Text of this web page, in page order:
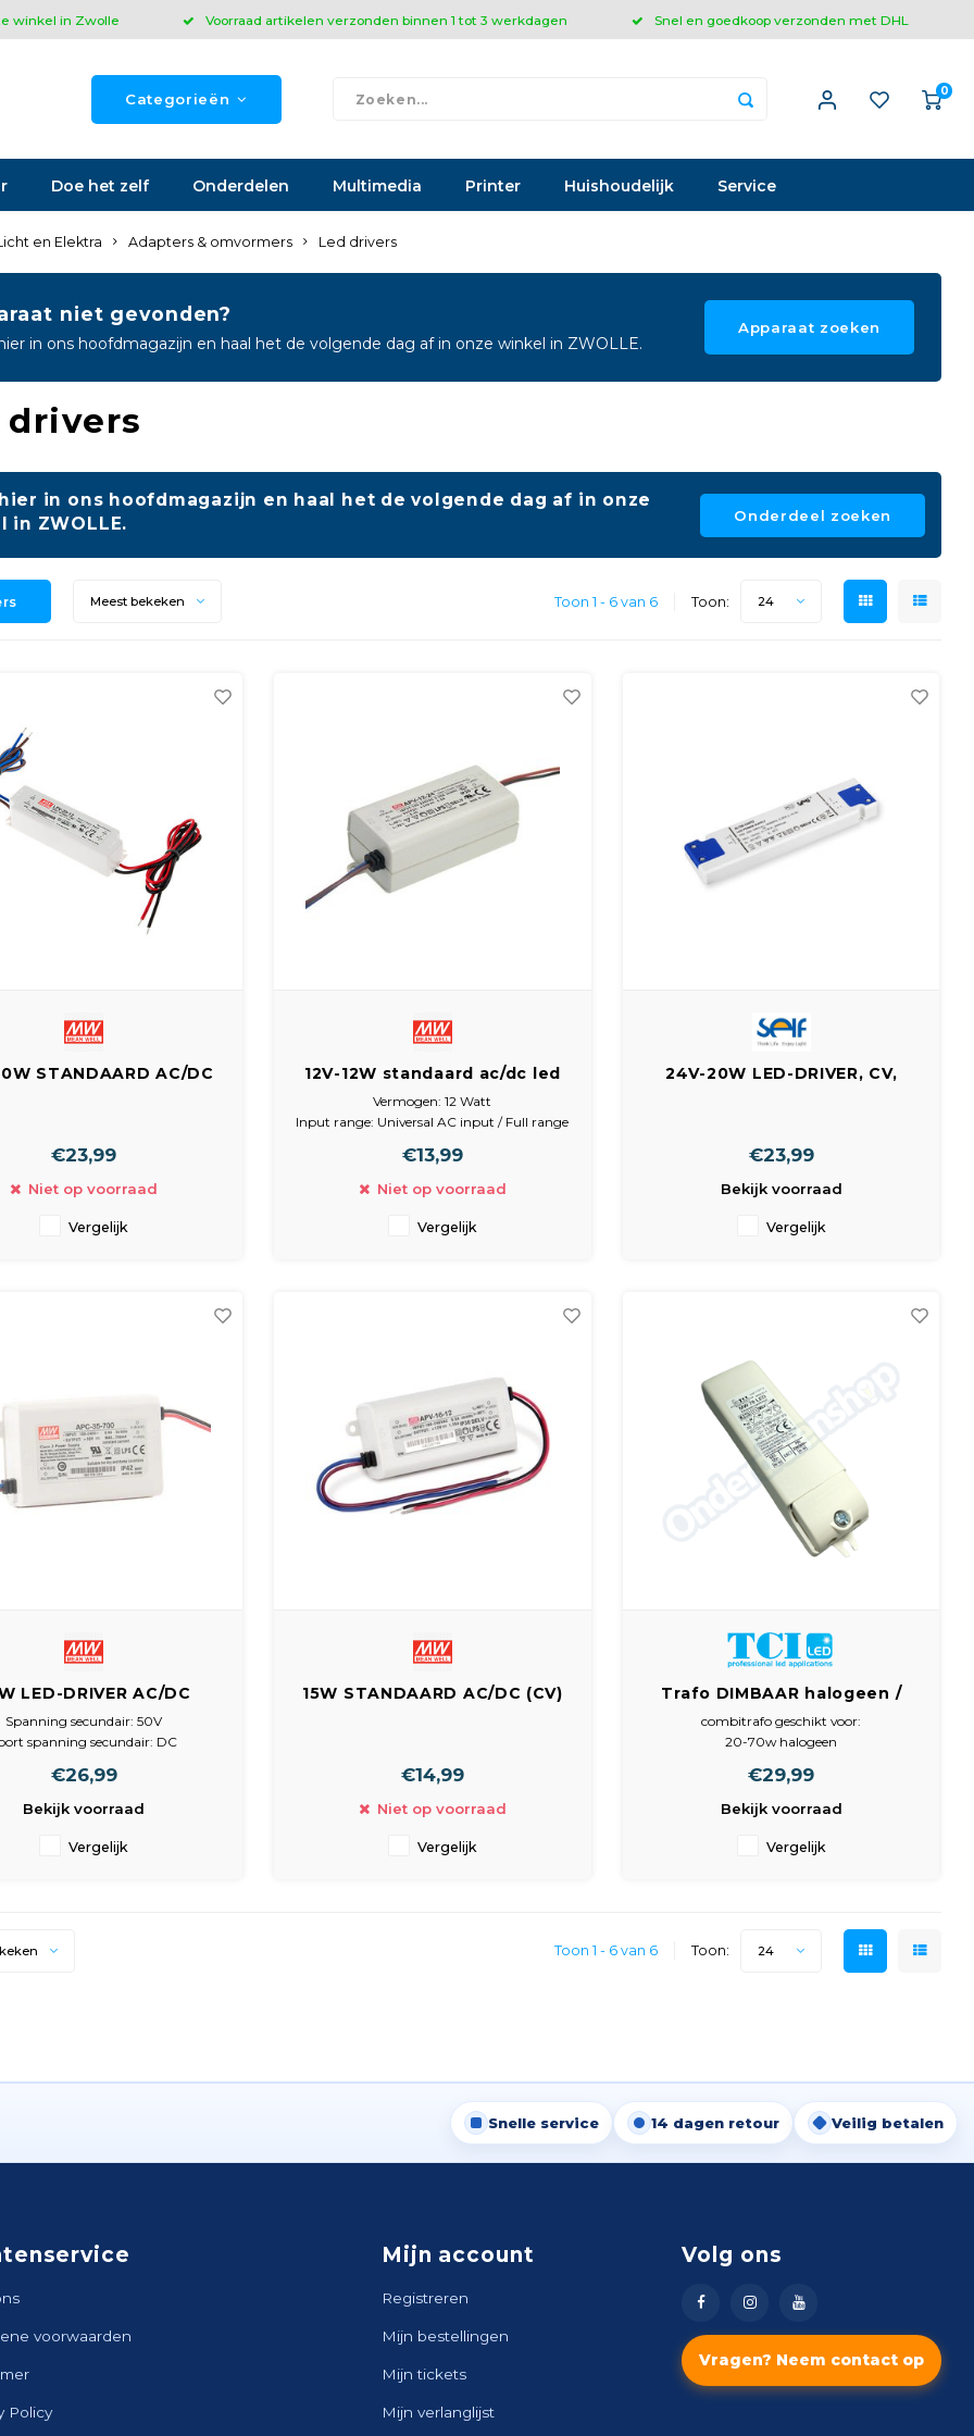
winkel in Zwolle Voorraad artikelen verzonden binnen 1 tot 3 werkdagen Snel en goedkoop verzonden met DHL
Categorieën 0
Doe het zelf Onderdelen Multimedia Printer Huishoudelijk Service
en Elektra Adapters & omvormers Led drivers
niet gevonden?
in ons hoofdmagazijn en haal het de volgende dag af in onze winkel in ZWOLLE.
Apparaat zoeken
drivers
in ons hoofdmagazijn en haal het de volgende dag af in onze
in ZWOLLE.
Onderdeel zoeken
Meest bekeken Toon 1 - 6 van 6 Toon: 24
STANDAARD AC/DC
€23,99
Niet op voorraad
Vergelijk
12V-12W standaard ac/dc led
trafo driver 90-264vac /
12vdc-1,0a
Vermogen: 12 Watt
Input range: Universal AC input / Full range
Output range: 5, 12, 15, 24 Vdc
Behuizing: LED Enclosed Plastic
Omverpakking Aantal: 120 stuks
€13,99
Niet op voorraad
Vergelijk
24V-20W LED-DRIVER, CV,
€23,99
Bekijk voorraad
Vergelijk
LED-DRIVER AC/DC
230VAC / 15-50V-0,7A
Spanning secundair: 50V
spanning secundair: DC
Max. Vermogen: 35W
Ingangssteker: Geen steker
primair: 100-240V AC
€26,99
Bekijk voorraad
Vergelijk
15W STANDAARD AC/DC (CV)
€14,99
Niet op voorraad
Vergelijk
Trafo DIMBAAR halogeen /
LED 12V 1W t/m 70W
combitrafo geschikt voor:
20-70w halogeen
primair: 230vac
secundair: 12vac
€29,99
Bekijk voorraad
Vergelijk
Toon 1 - 6 van 6 Toon: 24
Snelle service 14 dagen retour Veilig betalen
voorwaarden
Policy
Mijn account
Registreren
Mijn bestellingen
Mijn tickets
Mijn verlanglijst
Volg ons
Vragen? Neem contact op